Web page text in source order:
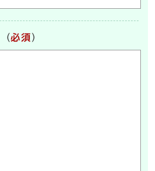
（必須）